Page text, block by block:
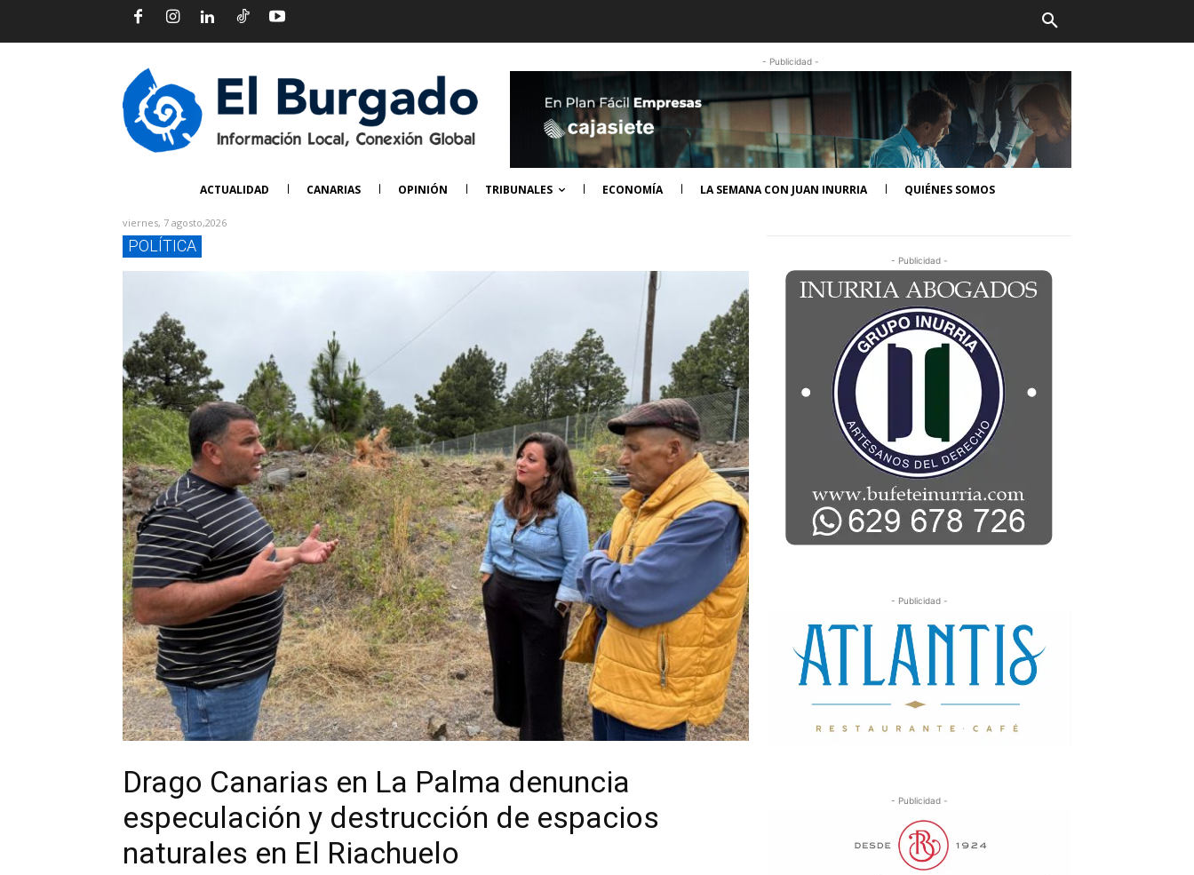
- Publicidad -
ACTUALIDAD CANARIAS OPINIÓN TRIBUNALES ECONOMÍA LA SEMANA CON JUAN INURRIA QUIÉNES SOMOS
viernes, 7 agosto,2026
POLÍTICA
Drago Canarias en La Palma denuncia
especulación y destrucción de espacios
naturales en El Riachuelo
- Publicidad -
- Publicidad -
- Publicidad -